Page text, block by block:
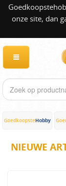
onze site, dan
GoedkoopsteHobby
NIEUWE